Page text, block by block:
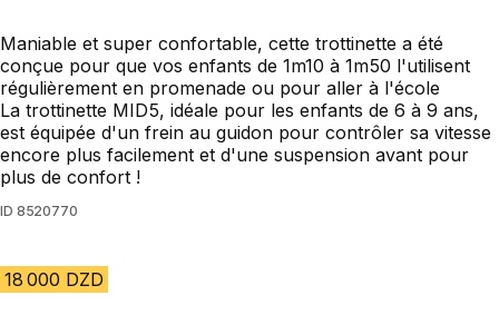
Maniable et super confortable, cette trottinette a été
conçue pour que vos enfants de 1m10 à 1m50 l'utilisent
régulièrement en promenade ou pour aller à l'école
La trottinette MID5, idéale pour les enfants de 6 à 9 ans,
est équipée d'un frein au guidon pour contrôler sa vitesse
encore plus facilement et d'une suspension avant pour
plus de confort !
ID 8520770
18 000 DZD